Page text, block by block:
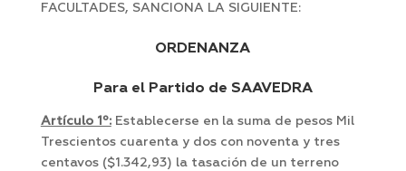
FACULTADES, SANCIONA LA SIGUIENTE:
ORDENANZA
Para el Partido de SAAVEDRA
Artículo 1º:Establecerse en la suma de pesos Mil
Trescientos cuarenta y dos con noventa y tres
centavos ($1.342,93) la tasación de un terreno